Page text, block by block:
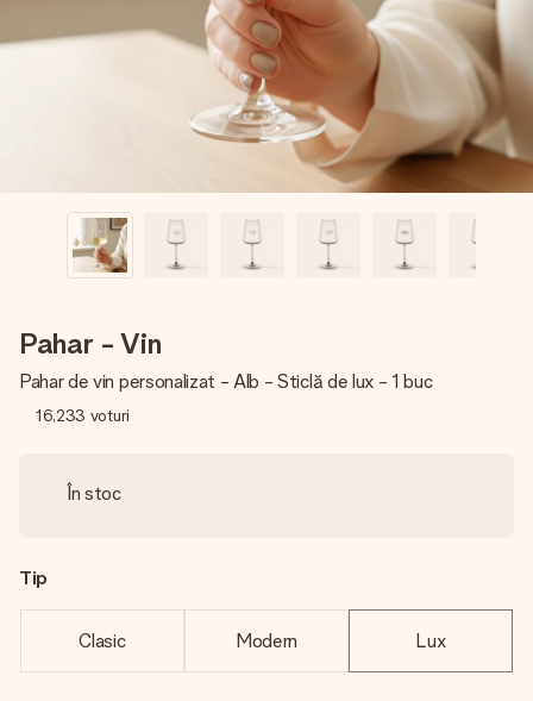
fotografia ta sau un mesaj din suflet. Fără bătăi de cap,
doar bucură-te de moment.
Pahar - Vin
Pahar de vin personalizat - Alb - Sticlă de lux - 1 buc
16,233 voturi
În stoc
Tip
Clasic Modern Lux